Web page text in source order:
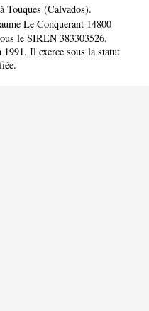
Touques (Calvados).
Le Conquerant 14800
le SIREN 383303526.
Il exerce sous la statut